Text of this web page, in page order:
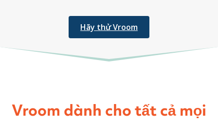
Hãy thử Vroom
Vroom dành cho tất cả mọi